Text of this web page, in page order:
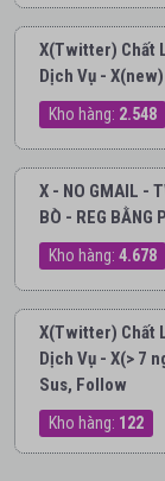
X(Twitter) Chất
Dịch Vụ -
Kho hàng: 2.548
X - NO GMAIL -
BÒ - REG BẰNG
Kho hàng: 4.678
X(Twitter) Chất
Dịch Vụ - X(> 7
Sus, Follow
Kho hàng: 122